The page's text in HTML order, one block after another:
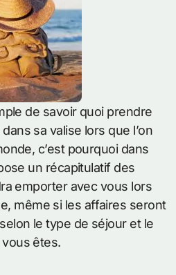
de savoir quoi prendre
sa valise lors que l’on
c’est pourquoi dans
un récapitulatif des
emporter avec vous lors
même si les affaires seront
le type de séjour et le
êtes.